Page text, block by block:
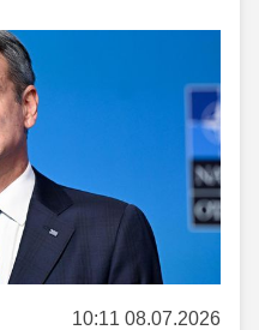
08.07.2026 10:11